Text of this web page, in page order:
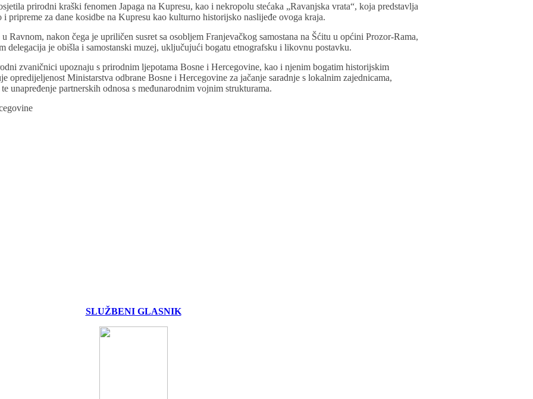
prirodni kraški fenomen Japaga na Kupresu, kao i nekropolu stećaka „Ravanjska vrata“, koja predstavlja
pripreme za dane kosidbe na Kupresu kao kulturno historijsko naslijeđe ovoga kraja.
Ravnom, nakon čega je upriličen susret sa osobljem Franjevačkog samostana na Šćitu u općini Prozor-Rama,
je obišla i samostanski muzej, uključujući bogatu etnografsku i likovnu postavku.
zvaničnici upoznaju s prirodnim ljepotama Bosne i Hercegovine, kao i njenim bogatim historijskim
opredijeljenost Ministarstva odbrane Bosne i Hercegovine za jačanje saradnje s lokalnim zajednicama,
unapređenje partnerskih odnosa s međunarodnim vojnim strukturama.
SLUŽBENI GLASNIK